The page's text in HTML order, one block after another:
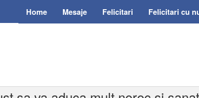
Home Mesaje Felicitari Felicitari cu